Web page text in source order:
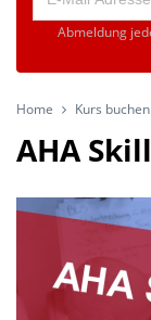
Abmeldung
Home Kurs buchen
AHA